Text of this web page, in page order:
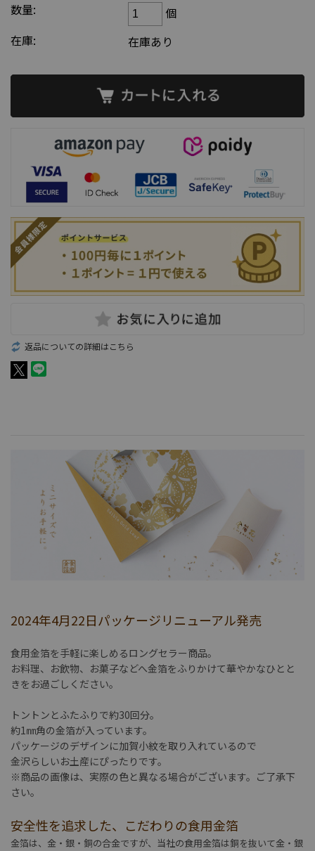
数量:
個
在庫:
在庫あり
返品についての詳細はこちら
2024年4月22日パッケージリニューアル発売
食用金箔を手軽に楽しめるロングセラー商品。
お料理、お飲物、お菓子などへ金箔をふりかけて華やかなひとと
きをお過ごしください。
トントンとふたふりで約30回分。
約1㎜角の金箔が入っています。
パッケージのデザインに加賀小紋を取り入れているので
金沢らしいお土産にぴったりです。
※商品の画像は、実際の色と異なる場合がございます。ご了承下
さい。
安全性を追求した、こだわりの食用金箔
金箔は、金・銀・銅の合金ですが、当社の食用金箔は銅を抜いて金・銀